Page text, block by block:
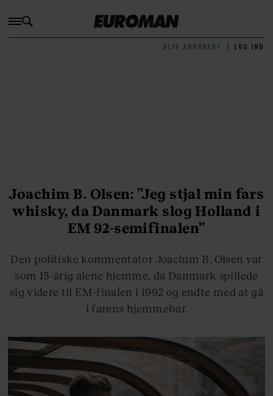
BLIV ABONNENT LOG IND
Joachim B. Olsen: ”Jeg stjal min fars
whisky, da Danmark slog Holland i
EM 92-semifinalen”
Den politiske kommentator Joachim B. Olsen var
som 15-årig alene hjemme, da Danmark spillede
sig videre til EM-finalen i 1992 og endte med at gå
i farens hjemmebar.